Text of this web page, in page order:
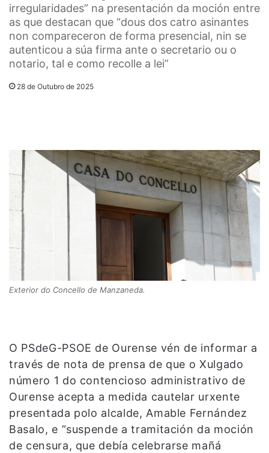
irregularidades” na presentación da moción entre
as que destacan que “dous dos catro asinantes
non compareceron de forma presencial, nin se
autenticou a súa firma ante o secretario ou o
notario, tal e como recolle a lei”
28 de Outubro de 2025
Exterior do Concello de Manzaneda.
O PSdeG-PSOE de Ourense vén de informar a
través de nota de prensa de que o Xulgado
número 1 do contencioso administrativo de
Ourense acepta a medida cautelar urxente
presentada polo alcalde, Amable Fernández
Basalo, e “suspende a tramitación da moción
de censura, que debía celebrarse mañá